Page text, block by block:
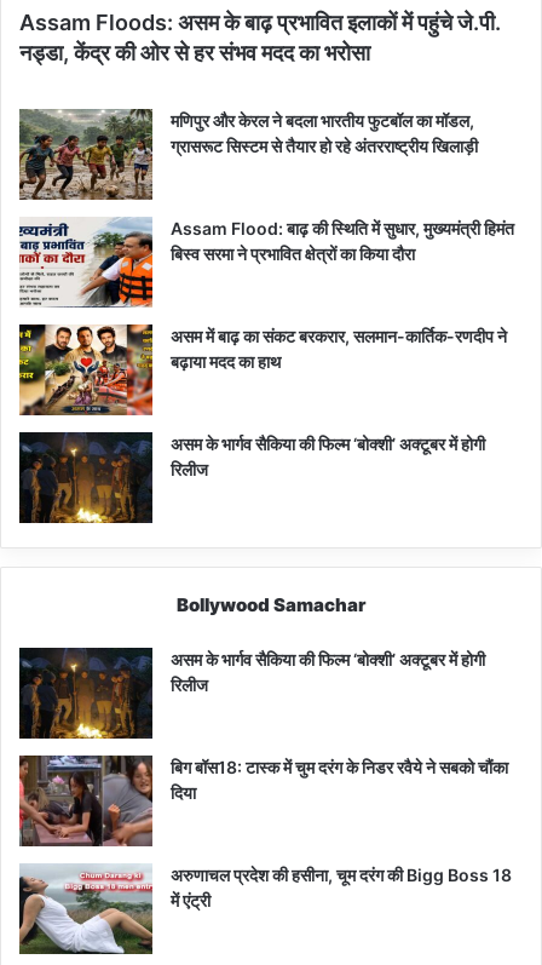
Assam Floods: असम के बाढ़ प्रभावित इलाकों में पहुंचे जे.पी.
नड्डा, केंद्र की ओर से हर संभव मदद का भरोसा
मणिपुर और केरल ने बदला भारतीय फुटबॉल का मॉडल,
ग्रासरूट सिस्टम से तैयार हो रहे अंतरराष्ट्रीय खिलाड़ी
Assam Flood: बाढ़ की स्थिति में सुधार, मुख्यमंत्री हिमंत
बिस्व सरमा ने प्रभावित क्षेत्रों का किया दौरा
असम में बाढ़ का संकट बरकरार, सलमान-कार्तिक-रणदीप ने
बढ़ाया मदद का हाथ
असम के भार्गव सैकिया की फिल्म ‘बोक्शी’ अक्टूबर में होगी
रिलीज
Bollywood Samachar
असम के भार्गव सैकिया की फिल्म ‘बोक्शी’ अक्टूबर में होगी
रिलीज
बिग बॉस18: टास्क में चुम दरंग के निडर रवैये ने सबको चौंका
दिया
अरुणाचल प्रदेश की हसीना, चूम दरंग की Bigg Boss 18
में एंट्री